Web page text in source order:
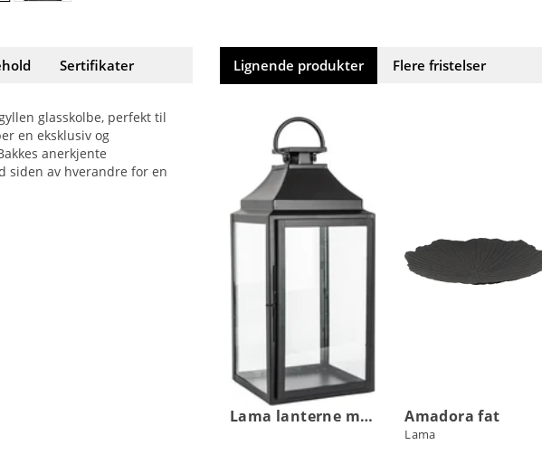
Sertifikater
glasskolbe, perfekt til
en eksklusiv og
anerkjente
siden av hverandre for en
Lignende produkter Flere fristelser
Lama lanterne metall Amadora fat
Lama